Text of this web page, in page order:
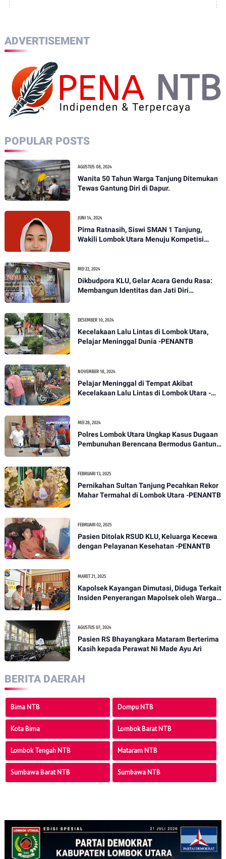
ADVERTISEMENT
POPULAR POSTS
AGUSTUS 08, 2024
Wanita 50 Tahun Warga Tanjung Ditemukan
Tewas Gantung Diri di Dapur.
JUNI 14, 2024
Pirna Ratnasih, Siswi SMAN 1 Tanjung,
Wakili Lombok Utara Menuju Kompetisi
MEI 22, 2024
Dikbudpora KLU, Gelar Acara Gendu Rasa:
Membangun Identitas dan Jati Diri
DESEMBER 10, 2024
Kecelakaan Lalu Lintas di Lombok Utara,
Pelajar Meninggal Dunia -PENANTB
NOVEMBER 18, 2024
Pelajar Meninggal di Tempat Akibat
Kecelakaan Lalu Lintas di Lombok Utara -
MEI 28, 2024
Polres Lombok Utara Ungkap Kasus Dugaan
Pembunuhan Berencana Bermodus Gantung
FEBRUARI 13, 2025
Pernikahan Sultan Tanjung Pecahkan Rekor
Mahar Termahal di Lombok Utara -PENANTB
FEBRUARI 02, 2025
Pasien Ditolak RSUD KLU, Keluarga Kecewa
dengan Pelayanan Kesehatan -PENANTB
MARET 21, 2025
Kapolsek Kayangan Dimutasi, Diduga Terkait
Insiden Penyerangan Mapolsek oleh Warga -
AGUSTUS 07, 2024
Pasien RS Bhayangkara Mataram Berterima
Kasih kepada Perawat Ni Made Ayu Ari
BERITA DAERAH
Bima NTB Dompu NTB
Kota Bima Lombok Barat NTB
Lombok Tengah NTB Mataram NTB
Sumbawa Barat NTB Sumbawa NTB